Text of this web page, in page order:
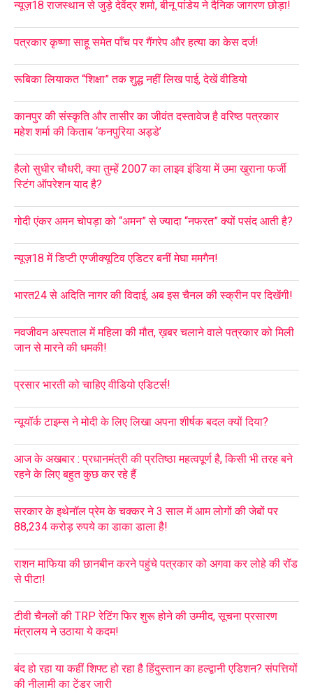
न्यूज़18 राजस्थान से जुड़े देवेंद्र शर्मा, बीनू पांडेय ने दैनिक जागरण छोड़ा!
पत्रकार कृष्णा साहू समेत पाँच पर गैंगरेप और हत्या का केस दर्ज!
रूबिका लियाकत “शिक्षा” तक शुद्ध नहीं लिख पाई, देखें वीडियो
कानपुर की संस्कृति और तासीर का जीवंत दस्तावेज है वरिष्ठ पत्रकार
महेश शर्मा की किताब ‘कनपुरिया अड्डे’
हैलो सुधीर चौधरी, क्या तुम्हें 2007 का लाइव इंडिया में उमा खुराना फर्जी
स्टिंग ऑपरेशन याद है?
गोदी एंकर अमन चोपड़ा को “अमन” से ज्यादा “नफरत” क्यों पसंद आती है?
न्यूज़18 में डिप्टी एग्जीक्यूटिव एडिटर बनीं मेघा ममगैन!
भारत24 से अदिति नागर की विदाई, अब इस चैनल की स्क्रीन पर दिखेंगी!
नवजीवन अस्पताल में महिला की मौत, ख़बर चलाने वाले पत्रकार को मिली
जान से मारने की धमकी!
प्रसार भारती को चाहिए वीडियो एडिटर्स!
न्यूयॉर्क टाइम्स ने मोदी के लिए लिखा अपना शीर्षक बदल क्यों दिया?
आज के अखबार : प्रधानमंत्री की प्रतिष्ठा महत्वपूर्ण है, किसी भी तरह बने
रहने के लिए बहुत कुछ कर रहे हैं
सरकार के इथेनॉल प्रेम के चक्कर ने 3 साल में आम लोगों की जेबों पर
88,234 करोड़ रुपये का डाका डाला है!
राशन माफिया की छानबीन करने पहुंचे पत्रकार को अगवा कर लोहे की रॉड
से पीटा!
टीवी चैनलों की TRP रेटिंग फिर शुरू होने की उम्मीद, सूचना प्रसारण
मंत्रालय ने उठाया ये कदम!
बंद हो रहा या कहीं शिफ्ट हो रहा है हिंदुस्तान का हल्द्वानी एडिशन? संपत्तियों
की नीलामी का टेंडर जारी